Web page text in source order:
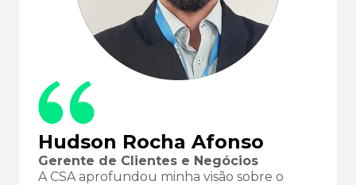
Hudson Rocha Afonso
Gerente de Clientes e Negócios
A CSA aprofundou minha visão sobre o